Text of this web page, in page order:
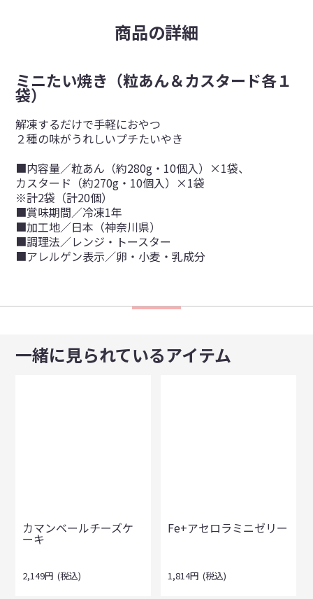
商品の詳細
ミニたい焼き（粒あん＆カスタード各１
袋）
解凍するだけで手軽におやつ
２種の味がうれしいプチたいやき
■内容量／粒あん（約280g・10個入）×1袋、
カスタード（約270g・10個入）×1袋
※計2袋（計20個）
■賞味期間／冷凍1年
■加工地／日本（神奈川県）
■調理法／レンジ・トースター
■アレルゲン表示／卵・小麦・乳成分
一緒に見られているアイテム
カマンベールチーズケ
ーキ
2,149円 (税込)
Fe+アセロラミニゼリー
1,814円 (税込)